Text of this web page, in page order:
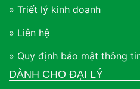
» Triết lý kinh doanh
» Liên hệ
» Quy định bảo mật thông
DÀNH CHO ĐẠI LÝ